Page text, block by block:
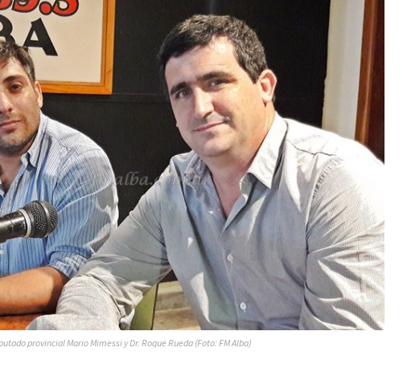
provincial Mario Mimessi y Dr. Roque Rueda (Foto: FM Alba)